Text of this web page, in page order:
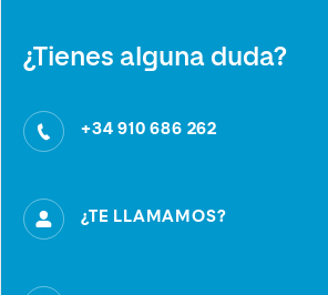
¿Tienes alguna duda?
+34 910 686 262
¿TE LLAMAMOS?